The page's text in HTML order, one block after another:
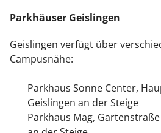
Parkhäuser Geislingen
Geislingen verfügt über
Campusnähe:
Parkhaus Sonne Center,
Geislingen an der Steige
Parkhaus Mag,